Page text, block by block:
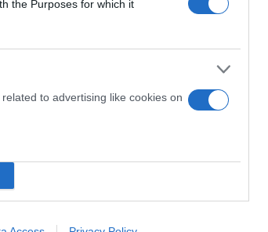
the Purposes for which it
to advertising like cookies on
τηςGoogle